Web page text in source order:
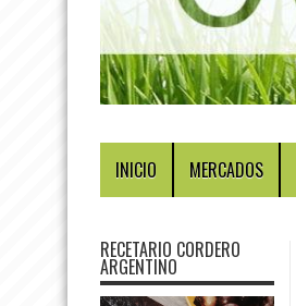
INICIO MERCADOS
RECETARIO CORDERO
ARGENTINO